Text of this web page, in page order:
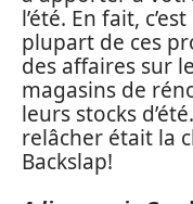
l’été. En fait,
plupart de ces
des affaires sur
magasins de
leurs stocks
relâcher était la
Backslap!